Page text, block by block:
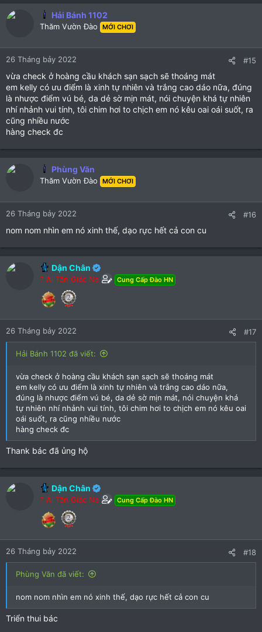
Hải Bánh 1102
Thăm Vườn Đào MỚI CHƠI
26 Tháng bảy 2022 #15
vừa check ở hoàng cầu khách sạn sạch sẽ thoáng mát
em kelly có ưu điểm là xinh tự nhiên và trắng cao dáo nữa, đúng
là nhược điểm vú bé, da dẻ sờ mịn mát, nói chuyện khá tự nhiên
nhí nhảnh vui tính, tôi chim hơi to chịch em nó kêu oai oái suốt, ra
cũng nhiều nước
hàng check đc
Phùng Văn
Thăm Vườn Đào MỚI CHƠI
26 Tháng bảy 2022 #16
nom nom nhìn em nó xinh thế, dạo rực hết cả con cu
Dận Chân
? Ái Tân Giác Na Cung Cấp Đào HN
26 Tháng bảy 2022 #17
Hải Bánh 1102 đã viết:
vừa check ở hoàng cầu khách sạn sạch sẽ thoáng mát
em kelly có ưu điểm là xinh tự nhiên và trắng cao dáo nữa,
đúng là nhược điểm vú bé, da dẻ sờ mịn mát, nói chuyện khá
tự nhiên nhí nhảnh vui tính, tôi chim hơi to chịch em nó kêu oai
oái suốt, ra cũng nhiều nước
hàng check đc
Thank bác đã ủng hộ
Dận Chân
? Ái Tân Giác Na Cung Cấp Đào HN
26 Tháng bảy 2022 #18
Phùng Văn đã viết:
nom nom nhìn em nó xinh thế, dạo rực hết cả con cu
Triển thui bác